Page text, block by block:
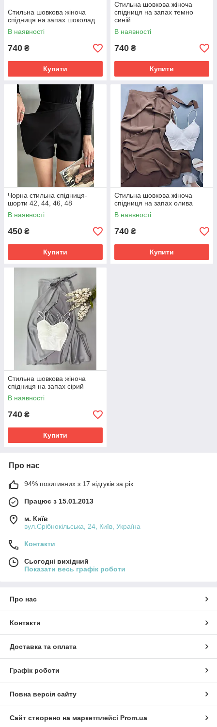
Стильна шовкова жіноча
спідниця на запах шоколад
В наявності
740 ₴
Купити
Стильна шовкова жіноча
спідниця на запах темно
синій
В наявності
740 ₴
Купити
Чорна стильна спідниця-
шорти 42, 44, 46, 48
В наявності
450 ₴
Купити
Стильна шовкова жіноча
спідниця на запах олива
В наявності
740 ₴
Купити
Стильна шовкова жіноча
спідниця на запах сірий
В наявності
740 ₴
Купити
Про нас
94% позитивних з 17 відгуків за рік
Працює з 15.01.2013
м. Київ
вул.Срібнокільська, 24, Київ, Україна
Контакти
Сьогодні вихідний
Показати весь графік роботи
Про нас
Контакти
Доставка та оплата
Графік роботи
Повна версія сайту
Сайт створено на маркетплейсі Prom.ua